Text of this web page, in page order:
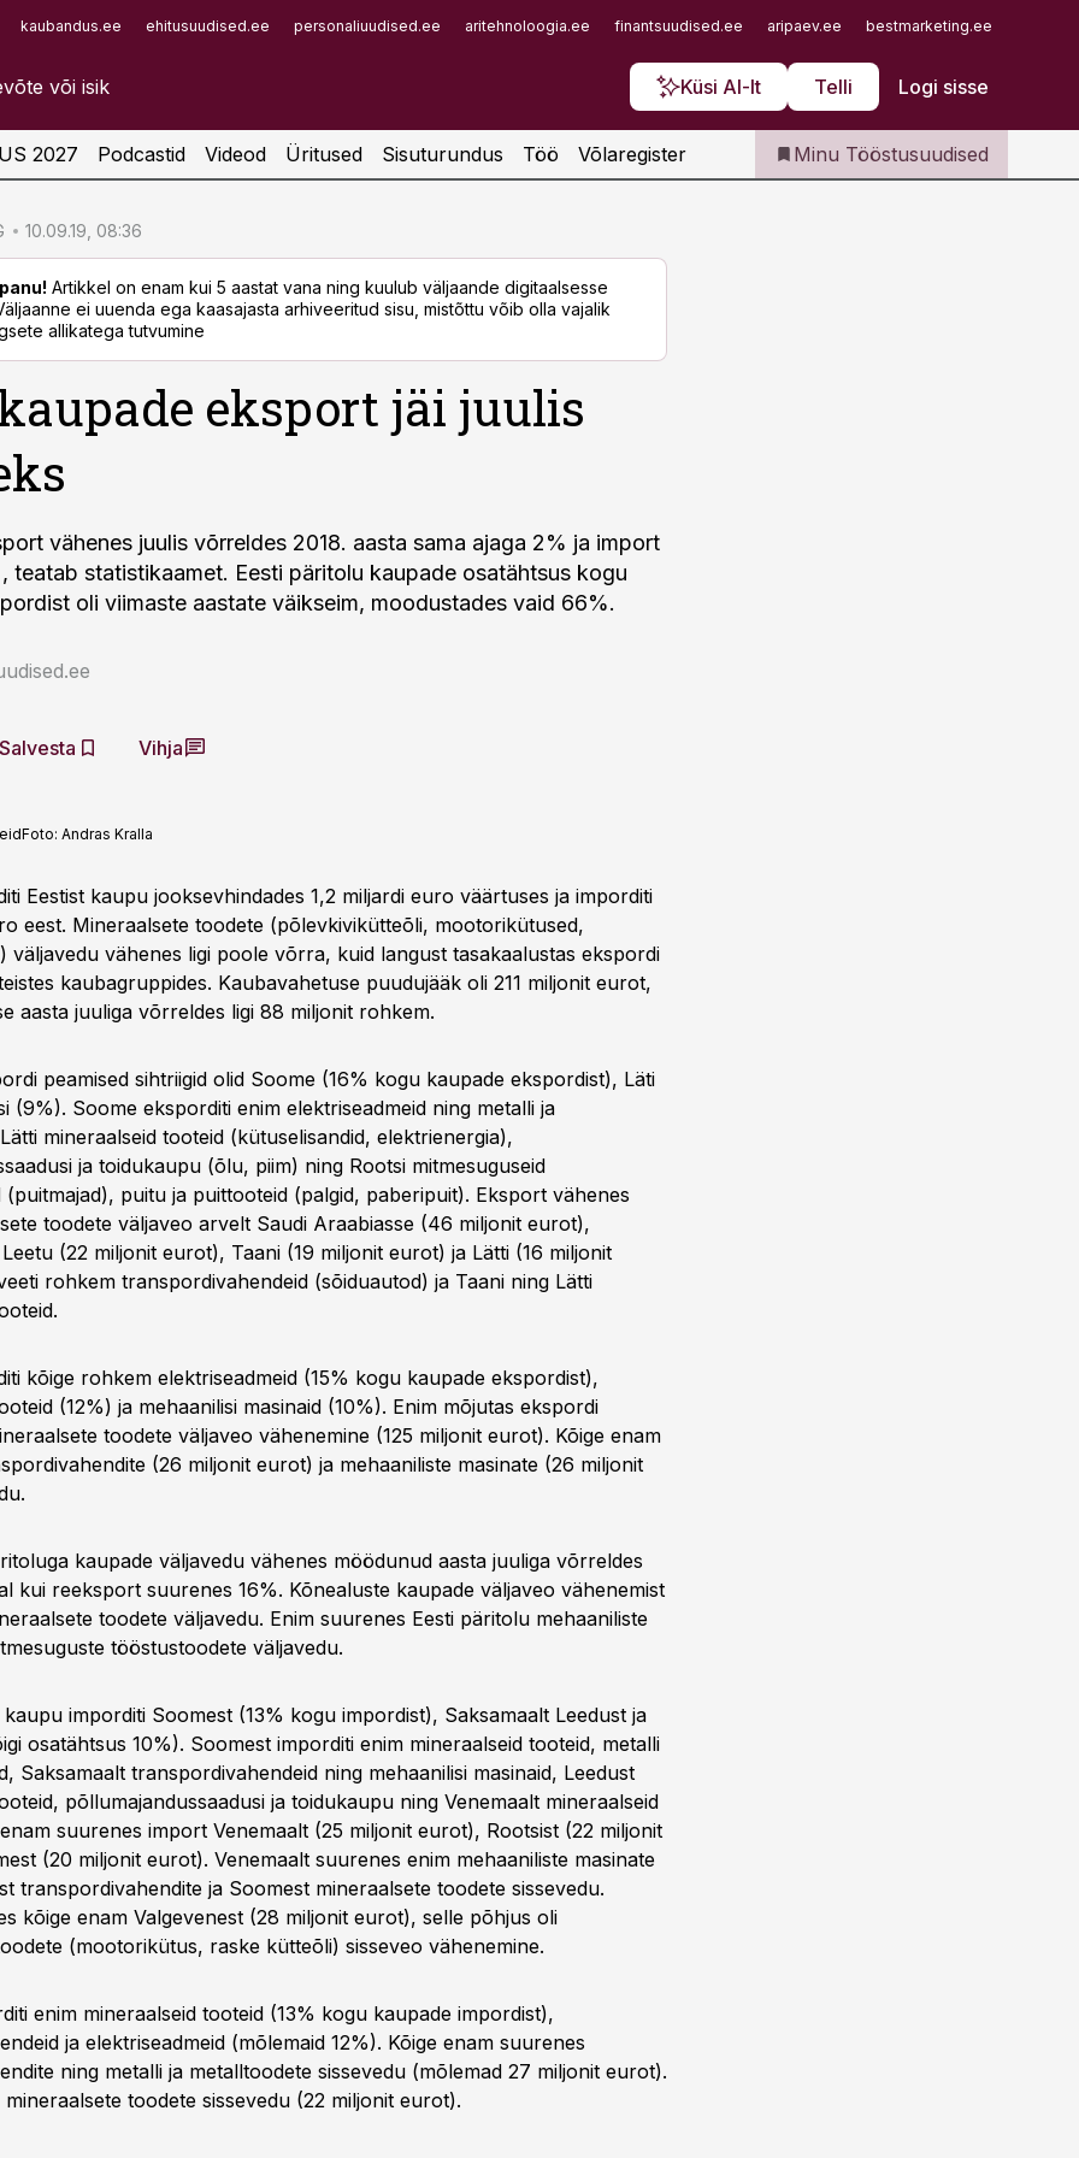
kaubandus.ee ehitusuudised.ee personaliuudised.ee aritehnoloogia.ee finantsuudised.ee aripaev.ee bestmarketing.ee
Küsi AI-lt Telli Logi sisse
Infopank
Iseteenindus
Telli Tööstusuudised
2027 Podcastid Videod Üritused Sisuturundus Töö Võlaregister Minu Tööstusuudised
10.09.19, 08:36
Artikkel on enam kui 5 aastat vana ning kuulub väljaande digitaalsesse
ei uuenda ega kaasajasta arhiveeritud sisu, mistõttu võib olla vajalik
allikatega tutvumine
eksport jäi juulis
vähenes juulis võrreldes 2018. aasta sama ajaga 2% ja import
teatab statistikaamet. Eesti päritolu kaupade osatähtsus kogu
oli viimaste aastate väikseim, moodustades vaid 66%.
Salvesta Vihja
Foto: Andras Kralla
Eestist kaupu jooksevhindades 1,2 miljardi euro väärtuses ja imporditi
eest. Mineraalsete toodete (põlevkivikütteõli, mootorikütused,
väljavedu vähenes ligi poole võrra, kuid langust tasakaalustas ekspordi
kaubagruppides. Kaubavahetuse puudujääk oli 211 miljonit eurot,
aasta juuliga võrreldes ligi 88 miljonit rohkem.
peamised sihtriigid olid Soome (16% kogu kaupade ekspordist), Läti
(9%). Soome eksporditi enim elektriseadmeid ning metalli ja
mineraalseid tooteid (kütuselisandid, elektrienergia),
ja toidukaupu (õlu, piim) ning Rootsi mitmesuguseid
puitu ja puittooteid (palgid, paberipuit). Eksport vähenes
toodete väljaveo arvelt Saudi Araabiasse (46 miljonit eurot),
(22 miljonit eurot), Taani (19 miljonit eurot) ja Lätti (16 miljonit
rohkem transpordivahendeid (sõiduautod) ja Taani ning Lätti
kõige rohkem elektriseadmeid (15% kogu kaupade ekspordist),
(12%) ja mehaanilisi masinaid (10%). Enim mõjutas ekspordi
toodete väljaveo vähenemine (125 miljonit eurot). Kõige enam
(26 miljonit eurot) ja mehaaniliste masinate (26 miljonit
kaupade väljavedu vähenes möödunud aasta juuliga võrreldes
kui reeksport suurenes 16%. Kõnealuste kaupade väljaveo vähenemist
toodete väljavedu. Enim suurenes Eesti päritolu mehaaniliste
tööstustoodete väljavedu.
imporditi Soomest (13% kogu impordist), Saksamaalt Leedust ja
osatähtsus 10%). Soomest imporditi enim mineraalseid tooteid, metalli
Saksamaalt transpordivahendeid ning mehaanilisi masinaid, Leedust
põllumajandussaadusi ja toidukaupu ning Venemaalt mineraalseid
suurenes import Venemaalt (25 miljonit eurot), Rootsist (22 miljonit
(20 miljonit eurot). Venemaalt suurenes enim mehaaniliste masinate
transpordivahendite ja Soomest mineraalsete toodete sissevedu.
kõige enam Valgevenest (28 miljonit eurot), selle põhjus oli
(mootorikütus, raske kütteõli) sisseveo vähenemine.
enim mineraalseid tooteid (13% kogu kaupade impordist),
ja elektriseadmeid (mõlemaid 12%). Kõige enam suurenes
ning metalli ja metalltoodete sissevedu (mõlemad 27 miljonit eurot).
toodete sissevedu (22 miljonit eurot).